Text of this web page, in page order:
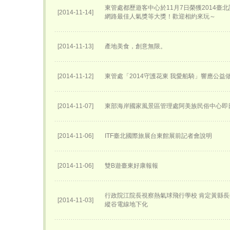
[2014-11-14]
東管處都歷遊客中心於11月7日榮獲2014臺
網路最佳人氣獎等大獎！歡迎相約來玩～
[2014-11-13] 產地美食，創意無限。
[2014-11-12] 東管處「2014守護花東 我愛船騎」響應公益
[2014-11-07] 東部海岸國家風景區管理處阿美族民俗中心
[2014-11-06] ITF臺北國際旅展台東館展前記者會說明
[2014-11-06] 雙B遊臺東好康報報
[2014-11-03]
行政院江院長視察熱氣球飛行學校 肯定黃縣
縱谷電線地下化